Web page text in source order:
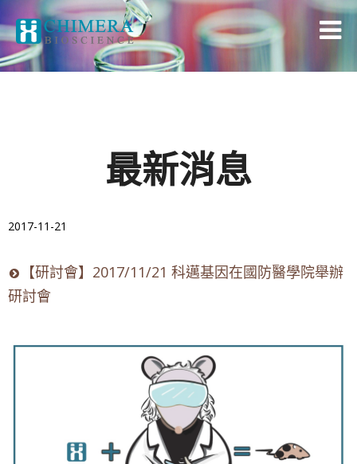
最新消息
2017-11-21
【研討會】2017/11/21 科邁基因在國防醫學院舉辦
研討會